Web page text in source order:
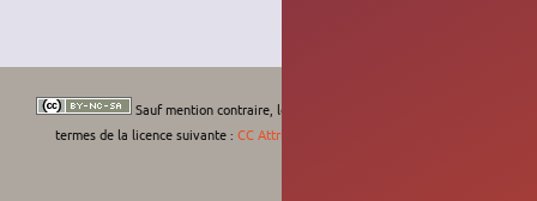
Sauf mention contraire, le contenu de ce wiki est placé sous les
termes de la licence suivante : CC Attribution-Noncommercial-Share Alike 4.0